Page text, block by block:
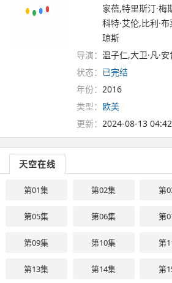
家蓓,特里斯汀·梅
科特·艾伦,比利·
琼斯
导演： 温子仁,大卫·凡·安
状态： 已完结
年份： 2016
类型： 欧美
更新： 2024-08-13
天空在线
第01集 第02集 第
第05集 第06集 第
第09集 第10集 第
第13集 第14集 第